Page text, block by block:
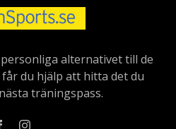
alternativet till de
du hjälp att hitta det du
träningspass.